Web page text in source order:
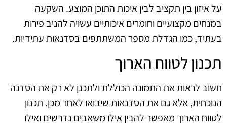
על איזון בין תקציב לבין איכות התוכן המוצע. השקעה
במנחים מקצועיים וחומרים איכותיים עשויה להניב פירות
בעתיד, כמו הגדלת מספר המשתתפים בסדנאות עתידיות.
תכנון לטווח הארוך
חשוב לראות את התמונה הכוללת ולתכנן לא רק את הסדנה
הנוכחית, אלא גם את הסדנאות שיבואו לאחר מכן. תכנון
לטווח הארוך מאפשר להבין אילו משאבים נדרשים ואילו